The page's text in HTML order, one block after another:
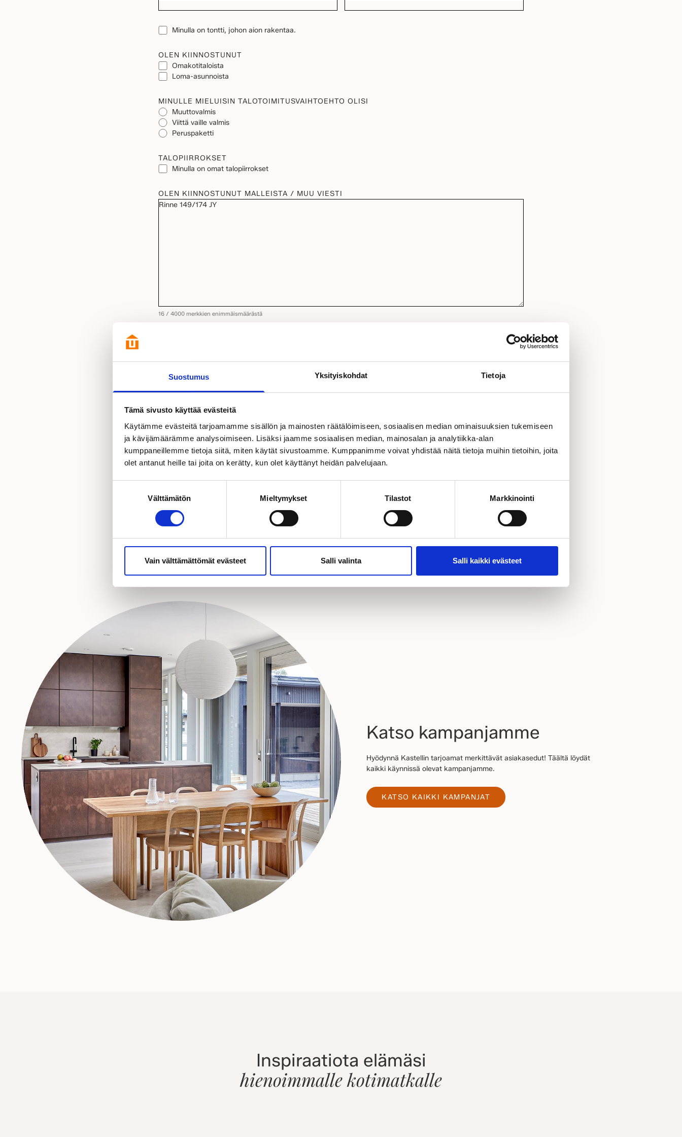
Suostumus Yksityiskohdat Tietoja
Tämä sivusto käyttää evästeitä
Käytämme evästeitä tarjoamamme sisällön ja mainosten räätälöimiseen, sosiaalisen median ominaisuuksien tukemiseen
ja kävijämäärämme analysoimiseen. Lisäksi jaamme sosiaalisen median, mainosalan ja analytiikka-alan
kumppaneillemme tietoja siitä, miten käytät sivustoamme. Kumppanimme voivat yhdistää näitä tietoja muihin tietoihin, joita
olet antanut heille tai joita on kerätty, kun olet käyttänyt heidän palvelujaan.
Välttämätön Mieltymykset Tilastot Markkinointi
Vain välttämättömät evästeet Salli valinta Salli kaikki evästeet
TONTTIMinulla on tontti, johon aion rakentaa.
OLEN KIINNOSTUNUT
Omakotitaloista
Loma-asunnoista
MINULLE MIELUISIN TALOTOIMITUSVAIHTOEHTO OLISI
Muuttovalmis
Viittä vaille valmis
Peruspaketti
TALOPIIRROKSET
Minulla on omat talopiirrokset
OLEN KIINNOSTUNUT MALLEISTA / MUU VIESTI
16 / 4000 merkkien enimmäismäärästä
UUTISKIRJEEN
TILAUS
Haluan saada ajankohtaista tietoa tapahtumista, tarjouksista ja Kastelli-uutuuksista sähköpostitse.
Katso kampanjamme
Hyödynnä Kastellin tarjoamat merkittävät asiakasedut! Täältä löydät
kaikki käynnissä olevat kampanjamme.
KATSO KAIKKI KAMPANJAT
Inspiraatiota elämäsi
hienoimmalle kotimatkalle